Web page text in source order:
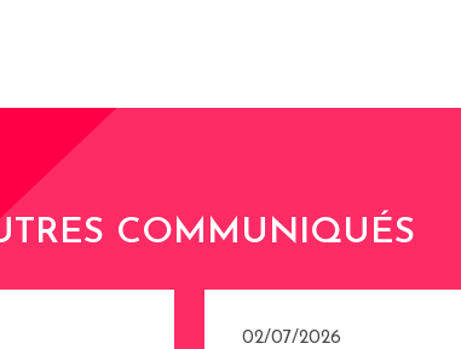
COMMUNIQUÉS
02/07/2026